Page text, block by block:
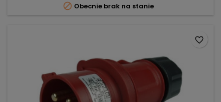
 Obecnie brak na stanie
favorite_border